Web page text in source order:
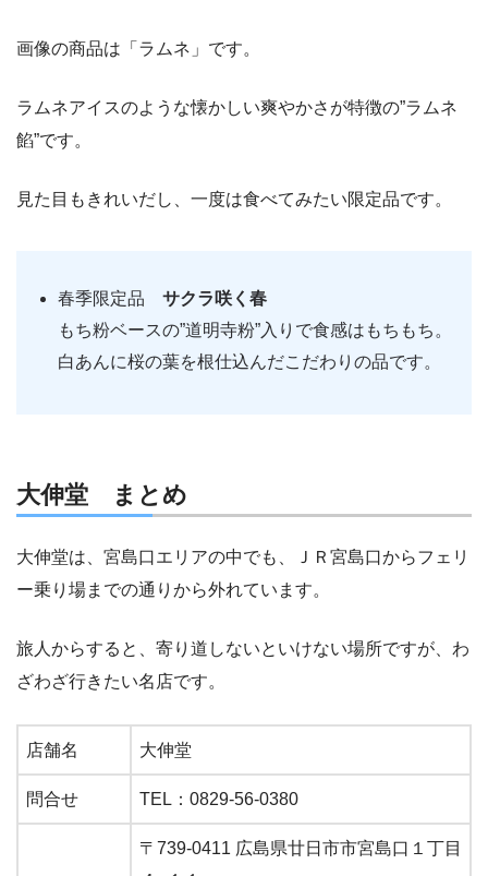
画像の商品は「ラムネ」です。
ラムネアイスのような懐かしい爽やかさが特徴の”ラムネ
餡”です。
見た目もきれいだし、一度は食べてみたい限定品です。
春季限定品サクラ咲く春
もち粉ベースの”道明寺粉”入りで食感はもちもち。
白あんに桜の葉を根仕込んだこだわりの品です。
大伸堂 まとめ
大伸堂は、宮島口エリアの中でも、ＪＲ宮島口からフェリ
ー乗り場までの通りから外れています。
旅人からすると、寄り道しないといけない場所ですが、わ
ざわざ行きたい名店です。
店舗名 大伸堂
問合せ TEL：0829-56-0380
〒739-0411 広島県廿日市市宮島口１丁目